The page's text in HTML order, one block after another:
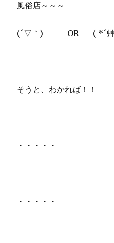
風俗店～～～
(´▽｀) OR ( *´
そうと、わかれば！！
・・・・・
・・・・・